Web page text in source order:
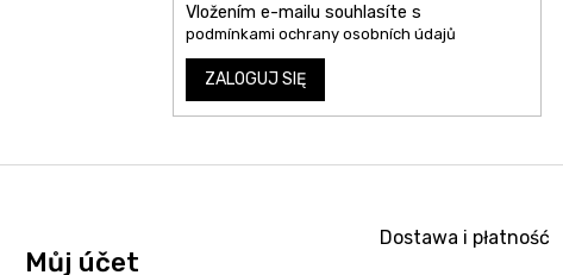
Vložením e-mailu souhlasíte s
podmínkami ochrany osobních údajů
ZALOGUJ SIĘ
Můj účet
Dostawa i płatność